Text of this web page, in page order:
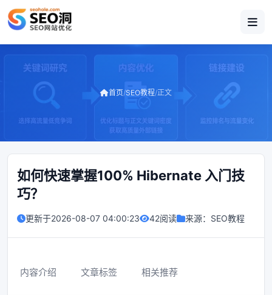
首页/SEO教程/正文
如何快速掌握100% Hibernate 入门技
巧？
更新于2026-08-07 04:00:23 42阅读 来源： SEO教程
内容介绍 文章标签 相关推荐